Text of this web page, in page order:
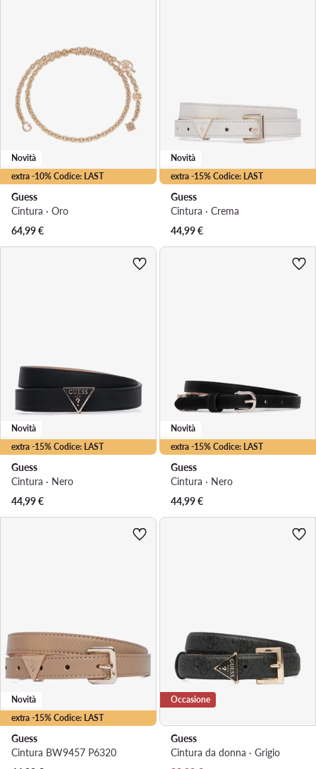
extra -10% Codice: LAST
Novità
Guess
Cintura · Oro
64,99€
extra -15% Codice: LAST
Novità
Guess
Cintura · Crema
44,99€
extra -15% Codice: LAST
Novità
Guess
Cintura · Nero
44,99€
extra -15% Codice: LAST
Novità
Guess
Cintura · Nero
44,99€
extra -15% Codice: LAST
Novità
Guess
Cintura BW9457 P6320
Occasione
Guess
Cintura da donna · Grigio